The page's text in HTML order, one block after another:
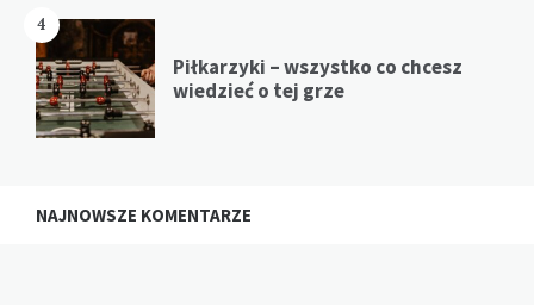
4
Piłkarzyki – wszystko co chcesz
wiedzieć o tej grze
NAJNOWSZE KOMENTARZE